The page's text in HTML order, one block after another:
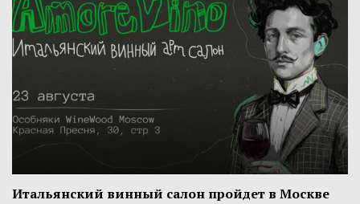
Итальянский винный салон пройдет в Москве